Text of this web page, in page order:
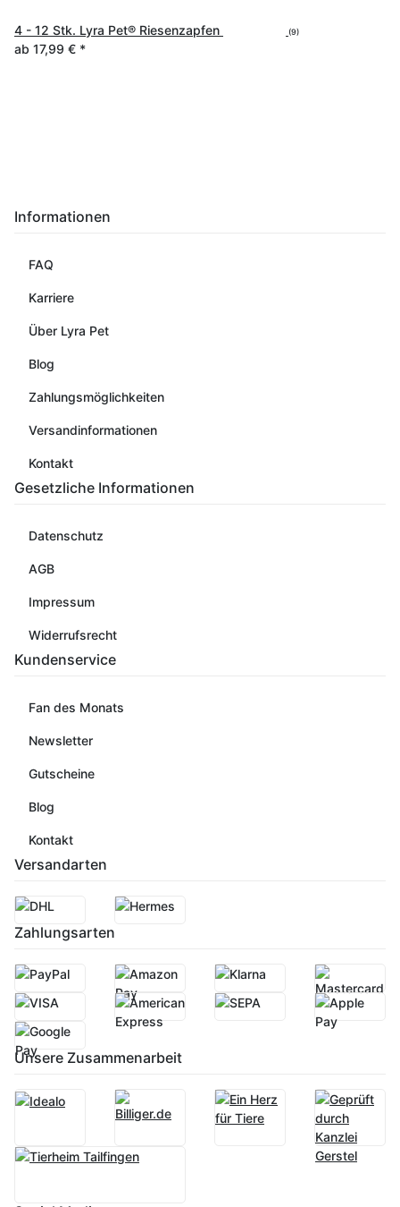
4 - 12 Stk. Lyra Pet® Riesenzapfen (9)
ab 17,99 € *
Informationen
FAQ
Karriere
Über Lyra Pet
Blog
Zahlungsmöglichkeiten
Versandinformationen
Kontakt
Gesetzliche Informationen
Datenschutz
AGB
Impressum
Widerrufsrecht
Kundenservice
Fan des Monats
Newsletter
Gutscheine
Blog
Kontakt
Versandarten
Zahlungsarten
Unsere Zusammenarbeit